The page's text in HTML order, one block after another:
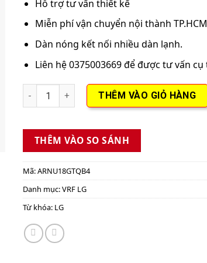
Hỗ trợ tư vấn thiết kế
Miễn phí vận chuyển nội thành TP.HCM
Dàn nóng kết nối nhiều dàn lạnh.
Liên hệ 0375003669 để được tư vấn cụ
Dàn lạnh Dual vane âm trần ARNU18GTQB4-
THÊM VÀO GIỎ HÀNG
THÊM VÀO SO SÁNH
Mã:ARNU18GTQB4
Danh mục:VRF LG
Từ khóa: LG